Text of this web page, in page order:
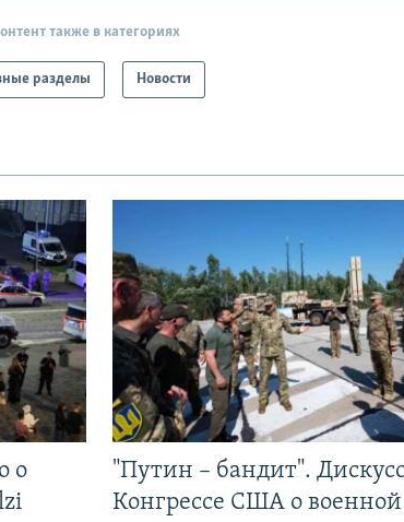
также в категориях
разделы Новости
о
"Путин – бандит".
Конгрессе США о